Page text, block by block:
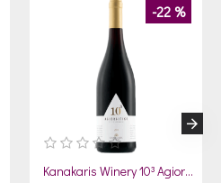
-22 %
Kanakaris Winery 10³ Agiorgitiko 2020